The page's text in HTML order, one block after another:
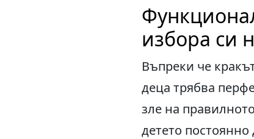
избора си
Въпреки че
деца трябва
зле на
детето